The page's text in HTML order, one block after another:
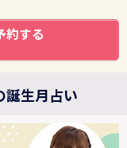
約する
誕生月占い